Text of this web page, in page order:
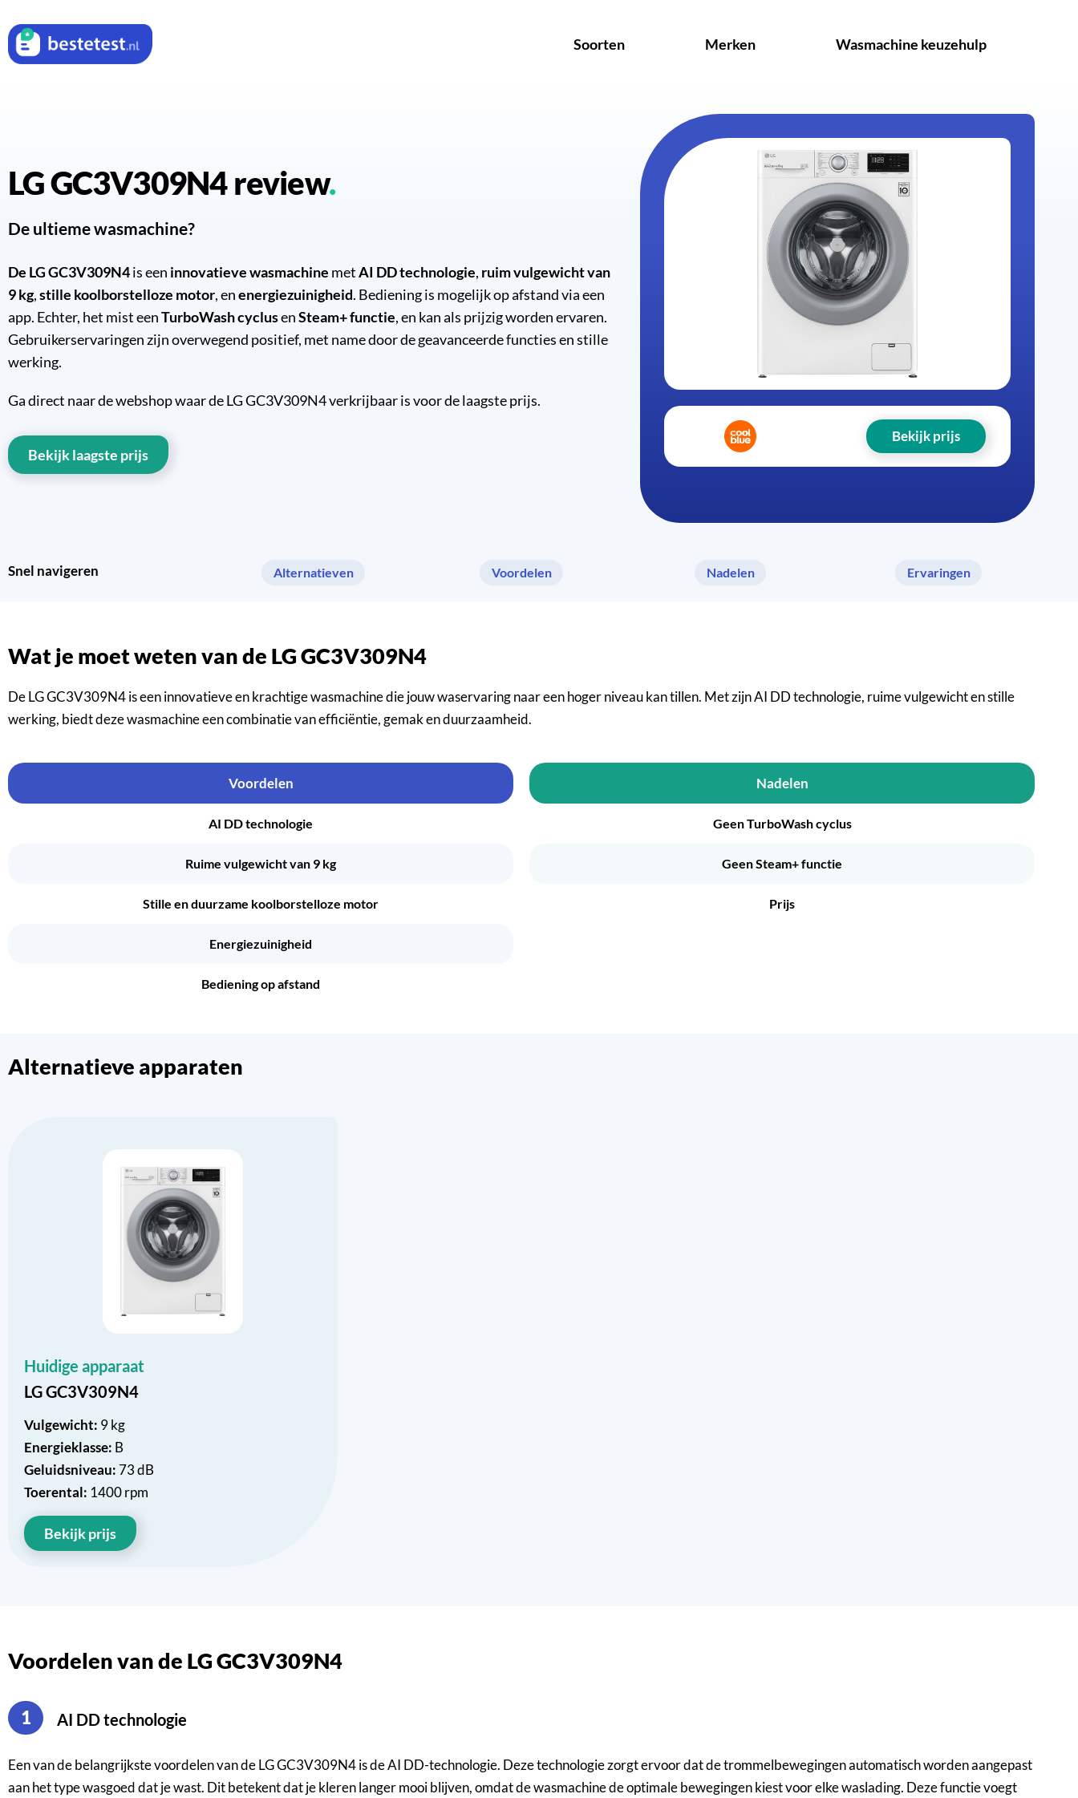
Soorten Merken Wasmachine keuzehulp
LG GC3V309N4 review
De ultieme wasmachine?
De LG GC3V309N4is een innovatieve wasmachine metAI DD technologie, ruim vulgewicht van
9 kg,stille koolborstelloze motor, enenergiezuinigheid. Bediening is mogelijk op afstand via een
app. Echter, het mist eenTurboWash cyclusenSteam+ functie, en kan als prijzig worden ervaren.
Gebruikerservaringen zijn overwegend positief, met name door de geavanceerde functies en stille
werking.
Ga direct naar de webshop waar de LG GC3V309N4 verkrijbaar is voor de laagste prijs.
Bekijk laagste prijs
Bekijk prijs
Snel navigeren Alternatieven Voordelen Nadelen Ervaringen
Wat je moet weten van de LG GC3V309N4
De LG GC3V309N4 is een innovatieve en krachtige wasmachine die jouw waservaring naar een hoger niveau kan tillen. Met zijn AI DD technologie, ruime vulgewicht en stille
werking, biedt deze wasmachine een combinatie van efficiëntie, gemak en duurzaamheid.
Voordelen
AI DD technologie
Ruime vulgewicht van 9 kg
Stille en duurzame koolborstelloze motor
Energiezuinigheid
Bediening op afstand
Nadelen
Geen TurboWash cyclus
Geen Steam+ functie
Prijs
Alternatieve apparaten
Huidige apparaat
LG GC3V309N4
Vulgewicht: 9 kg
Energieklasse: B
Geluidsniveau: 73 dB
Toerental: 1400 rpm
Bekijk prijs
Voordelen van de LG GC3V309N4
1 AI DD technologie
Een van de belangrijkste voordelen van de LG GC3V309N4 is de AI DD-technologie. Deze technologie zorgt ervoor dat de trommelbewegingen automatisch worden aangepast
aan het type wasgoed dat je wast. Dit betekent dat je kleren langer mooi blijven, omdat de wasmachine de optimale bewegingen kiest voor elke waslading. Deze functie voegt